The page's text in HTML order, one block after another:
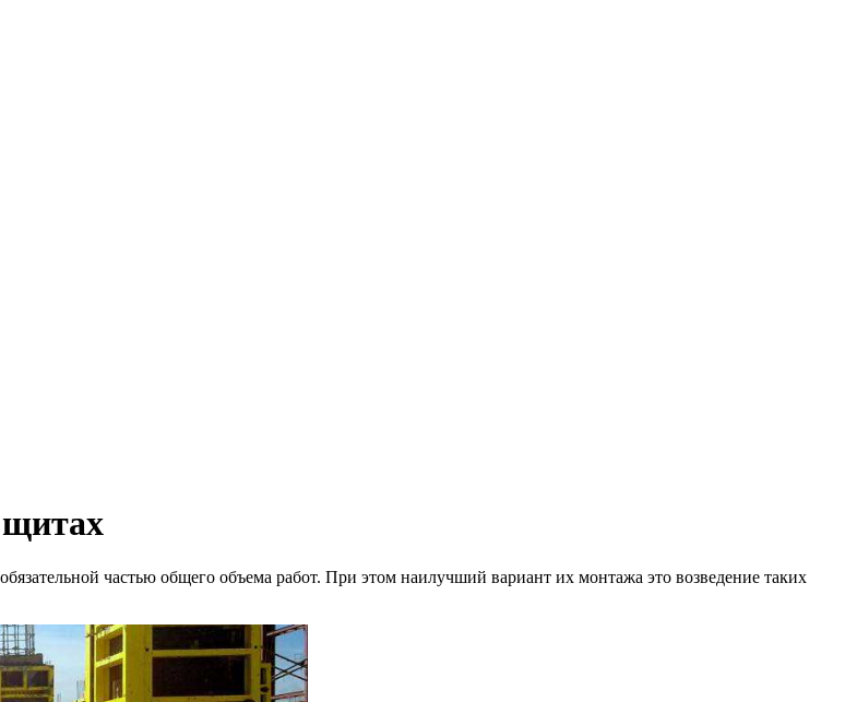
частью общего объема работ. При этом наилучший вариант их монтажа это возведение таких